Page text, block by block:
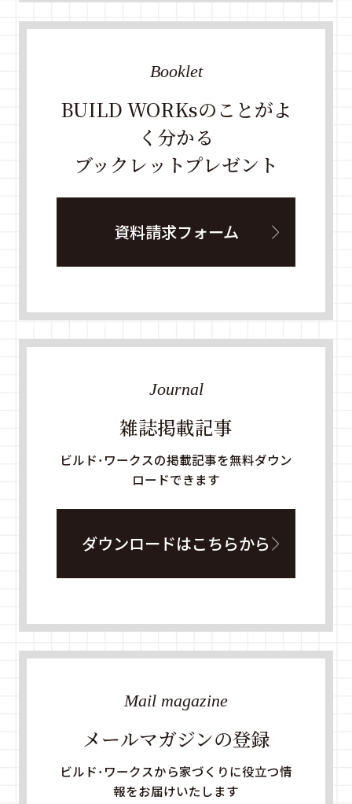
BUILD WORKsのことがよ
く分かる
ブックレットプレゼント
Booklet
資料請求フォーム
雑誌掲載記事
Journal
ビルド・ワークスの掲載記事を無料ダウン
ロードできます
ダウンロードはこちらから
メールマガジンの登録
Mail magazine
ビルド・ワークスから家づくりに役立つ情
報をお届けいたします